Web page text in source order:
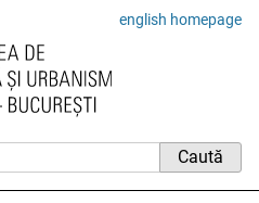
english homepage